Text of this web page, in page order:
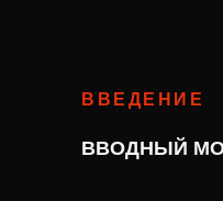
ВВЕДЕНИЕ
ВВОДНЫЙ